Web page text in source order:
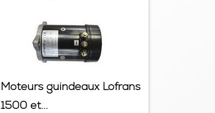
Moteurs guindeaux Lofrans
1500 et...